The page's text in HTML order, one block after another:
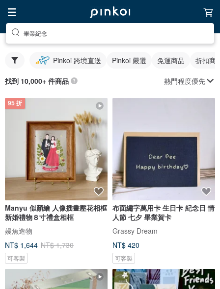
畢業紀念
Pinkoi 跨境直送 Pinkoi 嚴選 免運商品 折扣商
找到 10,000+ 件商品 熱門程度優先
95 折
Manyu 似顏繪 人像插畫壓花相框
新婚禮物８寸禮盒相框
嫚魚造物
NT$ 1,644 NT$ 1,730
可客製
布面繡字萬用卡 生日卡 紀念日 情
人節 七夕 畢業賀卡
Grassy Dream
NT$ 420
可客製